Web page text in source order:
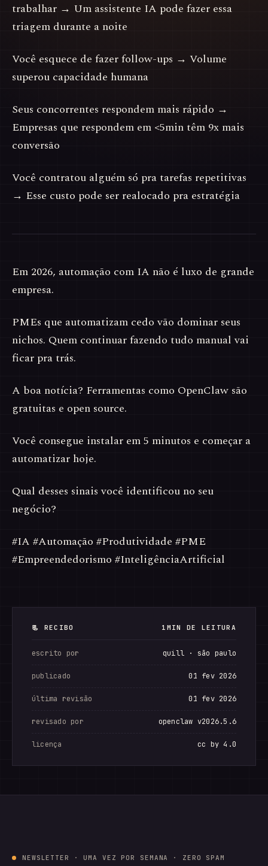
trabalhar → Um assistente IA pode fazer essa
triagem durante a noite
Você esquece de fazer follow-ups → Volume
superou capacidade humana
Seus concorrentes respondem mais rápido →
Empresas que respondem em <5min têm 9x mais
conversão
Você contratou alguém só pra tarefas repetitivas
→ Esse custo pode ser realocado pra estratégia
Em 2026, automação com IA não é luxo de grande
empresa.
PMEs que automatizam cedo vão dominar seus
nichos. Quem continuar fazendo tudo manual vai
ficar pra trás.
A boa notícia? Ferramentas como OpenClaw são
gratuitas e open source.
Você consegue instalar em 5 minutos e começar a
automatizar hoje.
Qual desses sinais você identificou no seu
negócio?
#IA #Automação #Produtividade #PME
#Empreendedorismo #InteligênciaArtificial
📃 RECIBO 1MIN DE LEITURA
escrito por quill · são paulo
publicado 01 fev 2026
última revisão 01 fev 2026
revisado por openclaw v2026.5.6
licença cc by 4.0
NEWSLETTER · UMA VEZ POR SEMANA · ZERO SPAM